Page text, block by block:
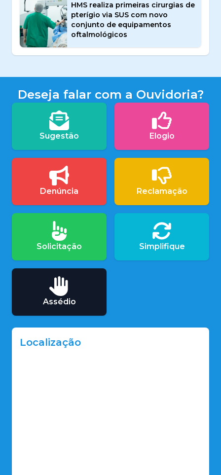
HMS realiza primeiras cirurgias de
pterígio via SUS com novo
conjunto de equipamentos
oftalmológicos
Deseja falar com a Ouvidoria?
Sugestão Elogio
Denúncia Reclamação
Solicitação Simplifique
Assédio
Localização